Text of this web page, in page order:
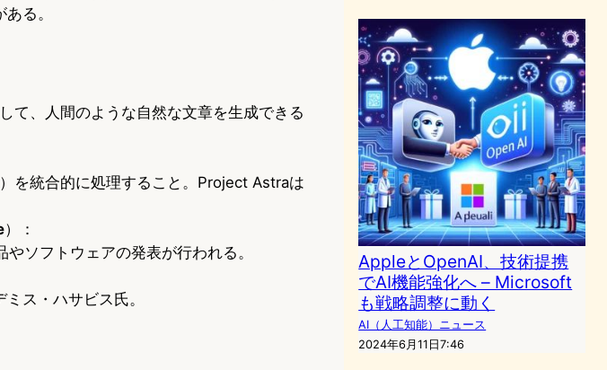
る。
て、人間のような自然な文章を生成できる
を統合的に処理すること。Project Astraは
）：
ソフトウェアの発表が行われる。
ス・ハサビス氏。
AppleとOpenAI、技術提携
でAI機能強化へ – Microsoft
も戦略調整に動く
AI（人工知能）ニュース
2024年6月11日7:46